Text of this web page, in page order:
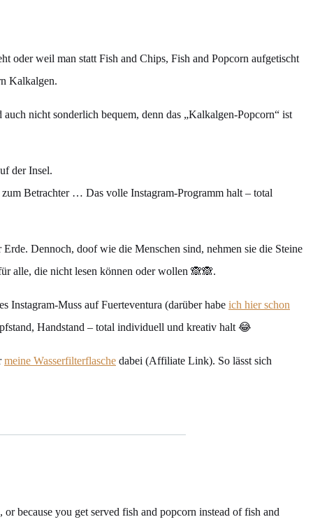
oder weil man statt Fish and Chips, Fish and Popcorn aufgetischt
Kalkalgen.
nicht sonderlich bequem, denn das „Kalkalgen-Popcorn“ ist
der Insel.
Betrachter … Das volle Instagram-Programm halt – total
Dennoch, doof wie die Menschen sind, nehmen sie die Steine
alle, die nicht lesen können oder wollen 🙈🙈.
Instagram-Muss auf Fuerteventura (darüber habe ich hier schon
Handstand – total individuell und kreativ halt 😂
meine Wasserfilterflasche dabei (Affiliate Link). So lässt sich
because you get served fish and popcorn instead of fish and